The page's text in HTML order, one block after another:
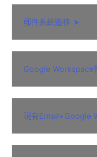
郵件系統遷移 ➤
Google Workspace
現有Email+Google